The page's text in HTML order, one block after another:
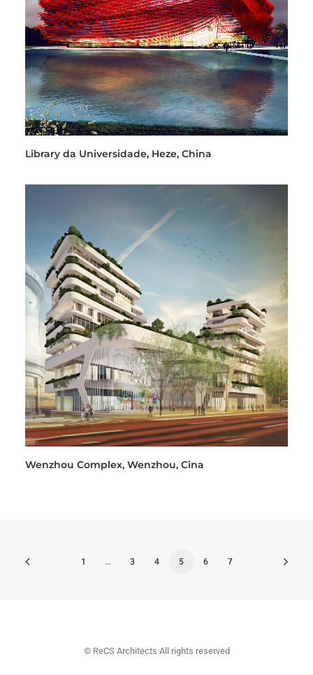
Library da Universidade, Heze, China
Wenzhou Complex, Wenzhou, Cina
1 … 3 4 5 6 7
© ReCS Architects All rights reserved